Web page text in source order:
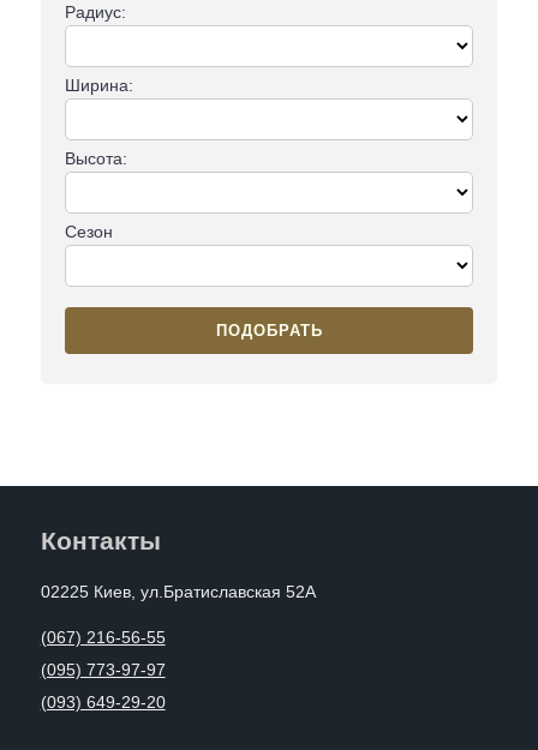
Радиус:
Ширина:
Высота:
Сезон
ПОДОБРАТЬ
Контакты
02225 Киев, ул.Братиславская 52А
(067) 216-56-55
(095) 773-97-97
(093) 649-29-20